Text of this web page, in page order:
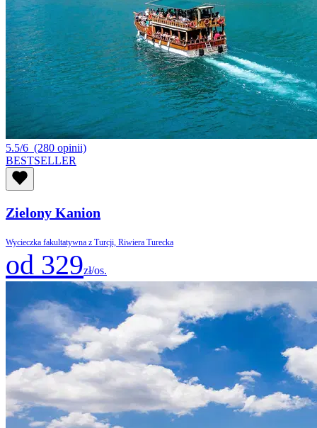
5.5/6 (280 opinii)
BESTSELLER
Zielony Kanion
Wycieczka fakultatywna z Turcji, Riwiera Turecka
od 329zł/os.